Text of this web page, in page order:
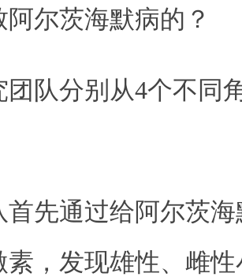
阿尔茨海默病的？
分别从4个不同
通过给阿尔茨海
素，发现雄性、雌